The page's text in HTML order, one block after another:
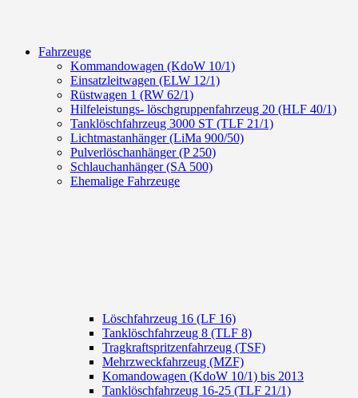
Fahrzeuge
Kommandowagen (KdoW 10/1)
Einsatzleitwagen (ELW 12/1)
Rüstwagen 1 (RW 62/1)
Hilfeleistungs- löschgruppenfahrzeug 20 (HLF 40/1)
Tanklöschfahrzeug 3000 ST (TLF 21/1)
Lichtmastanhänger (LiMa 900/50)
Pulverlöschanhänger (P 250)
Schlauchanhänger (SA 500)
Ehemalige Fahrzeuge
Löschfahrzeug 16 (LF 16)
Tanklöschfahrzeug 8 (TLF 8)
Tragkraftspritzenfahrzeug (TSF)
Mehrzweckfahrzeug (MZF)
Komandowagen (KdoW 10/1) bis 2013
Tanklöschfahrzeug 16-25 (TLF 21/1)